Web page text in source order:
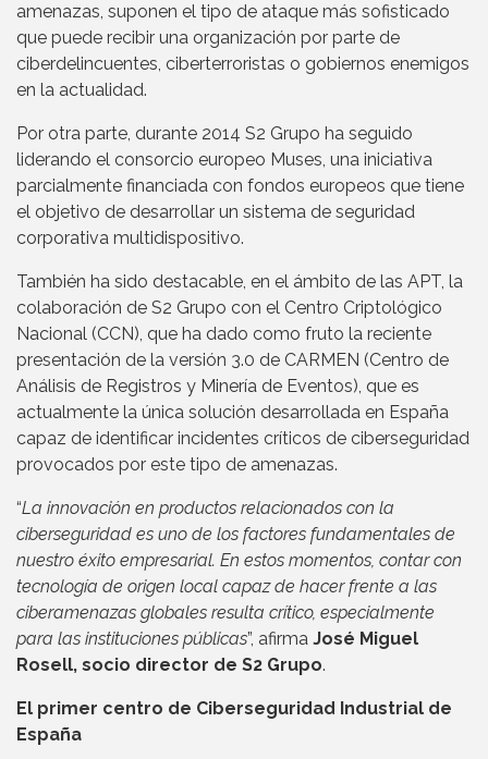
amenazas, suponen el tipo de ataque más sofisticado
que puede recibir una organización por parte de
ciberdelincuentes, ciberterroristas o gobiernos enemigos
en la actualidad.
Por otra parte, durante 2014 S2 Grupo ha seguido
liderando el consorcio europeo Muses, una iniciativa
parcialmente financiada con fondos europeos que tiene
el objetivo de desarrollar un sistema de seguridad
corporativa multidispositivo.
También ha sido destacable, en el ámbito de las APT, la
colaboración de S2 Grupo con el Centro Criptológico
Nacional (CCN), que ha dado como fruto la reciente
presentación de la versión 3.0 de CARMEN (Centro de
Análisis de Registros y Minería de Eventos), que es
actualmente la única solución desarrollada en España
capaz de identificar incidentes críticos de ciberseguridad
provocados por este tipo de amenazas.
“La innovación en productos relacionados con la
ciberseguridad es uno de los factores fundamentales de
nuestro éxito empresarial. En estos momentos, contar con
tecnología de origen local capaz de hacer frente a las
ciberamenazas globales resulta crítico, especialmente
para las instituciones públicas”, afirma José Miguel
Rosell, socio director de S2 Grupo.
El primer centro de Ciberseguridad Industrial de
España